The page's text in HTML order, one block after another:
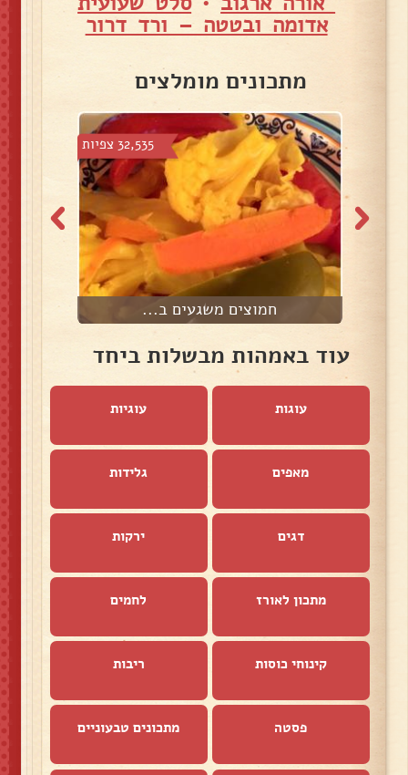
אדומה ובטטה – ורד דרור
מתכונים מומלצים
32,535 צפיות
חמוצים משגעים ב...
עוד באמהות מבשלות ביחד
עוגות עוגיות
מאפים גלידות
דגים ירקות
מתכון לאורז לחמים
קינוחי כוסות ריבות
פסטה מתכונים טבעוניים